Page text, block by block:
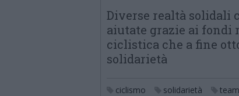
Diverse realtà solidali
aiutate grazie ai fondi
ciclistica che a fine
solidarietà
ciclismo solidarietà